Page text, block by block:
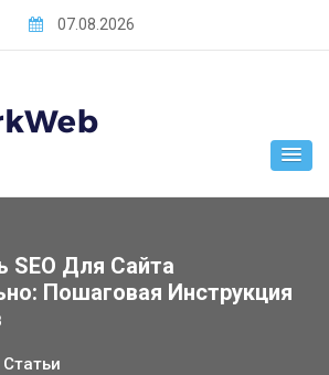
07.08.2026
SEO Для Сайта
Пошаговая Инструкция